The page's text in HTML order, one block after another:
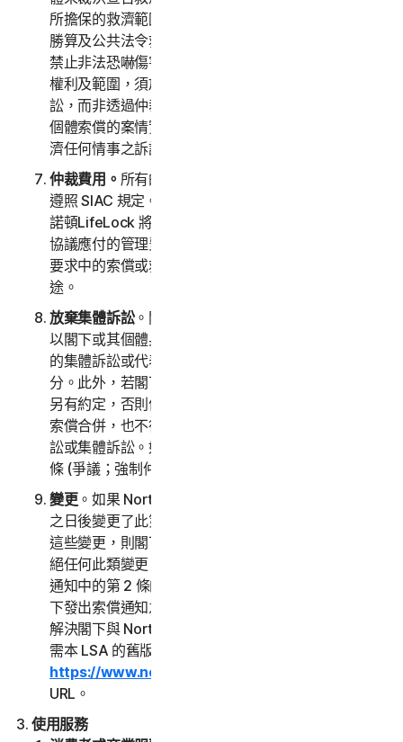
所擔保的救濟範圍為限。就閣下或諾頓LifeLock 索償
勝算及公共法令救濟尋求範圍 (即主要目的與作用在於
禁止非法恐嚇傷害大眾之法令救濟)，此等救濟之法定
權利及範圍，須於具有法定管轄權的民事法庭進行訴
訟，而非透過仲裁。各方同意在未取得仲裁程序對任何
個體索償的案情實質結果前，應先暫緩對於公共法令救
濟任何情事之訴訟。
仲裁費用。 所有的申請費、管理費與仲裁費的支付均須
遵照 SIAC 規定。閣下需要支付 SIAC 的初始申請費。
諾頓LifeLock 將不會尋求復原我們依據 SIAC 規則或本
協議應付的管理費與仲裁費，除非仲裁員發現閣下仲裁
要求中的索償或救濟物品不重要或是用於不適當的用
途。
放棄集體訴訟。閣下與諾頓LifeLock 同意，雙方均得
以閣下或其個體身分向對方提出索償，而非以任何聲稱
的集體訴訟或代表人訴訟中的起訴人或集體客戶的身
分。此外，若閣下選擇仲裁，除非閣下與諾頓LifeLock
另有約定，否則仲裁員不得將一人以上的索償與閣下的
索償合併，也不得以其他方式主持任何形式的代表人訴
訟或集體訴訟。如果此特定條款無法執行，則此第 2
條 (爭議；強制仲裁) 的全部內容均視為無效。
變更。如果 NortonLifeLock 在閣下首次接受本 LSA
之日後變更了此第 2 條，並且閣下沒有另外確認同意
這些變更，則閣下可以在閣下的索償通知中以此聲明拒
絕任何此類變更。閣下未能在索償通知中拒絕對此索償
通知中的第 2 條的任何變更，即表示閣下同意根據閣
下發出索償通知之日起生效的「爭議解決」一條的條款
解決閣下與 NortonLifeLock 之間的任何索償要求。如
需本 LSA 的舊版，請參閱
https://www.nortonlifelock.com/legal/
URL。
使用服務